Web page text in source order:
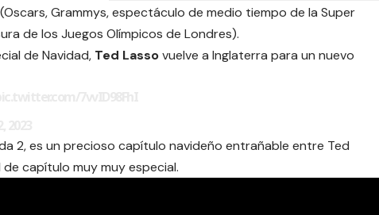
(Oscars, Grammys, espectáculo de medio tiempo de la Super
de los Juegos Olímpicos de Londres).
de Navidad, Ted Lassovuelve a Inglaterra para un nuevo
2, es un precioso capítulo navideño entrañable entre Ted
capítulo muy muy especial.